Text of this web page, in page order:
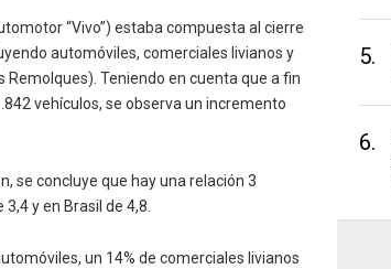
“Vivo”) estaba compuesta al cierre
automóviles, comerciales livianos y
Teniendo en cuenta que a fin
vehículos, se observa un incremento
se concluye que hay una relación 3
y en Brasil de 4,8.
un 14% de comerciales livianos
5.
6.